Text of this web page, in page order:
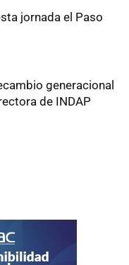
jornada el Paso
generacional
de INDAP